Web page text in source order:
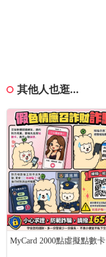
其他人也逛...
MyCard 2000點虛擬點數卡